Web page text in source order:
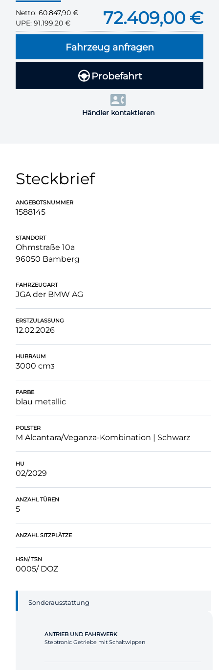
Netto: 60.847,90 €
UPE: 91.199,20 € 72.409,00 €
Fahrzeug anfragen
Probefahrt
Händler kontaktieren
Steckbrief
ANGEBOTSNUMMER
1588145
STANDORT
Ohmstraße 10a
96050 Bamberg
FAHRZEUGART
JGA der BMW AG
ERSTZULASSUNG
12.02.2026
HUBRAUM
3000 cm3
FARBE
blau metallic
POLSTER
M Alcantara/Veganza-Kombination | Schwarz
HU
02/2029
ANZAHL TÜREN
5
ANZAHL SITZPLÄTZE
HSN/ TSN
0005/ DOZ
Sonderausstattung
ANTRIEB UND FAHRWERK
Steptronic Getriebe mit Schaltwippen